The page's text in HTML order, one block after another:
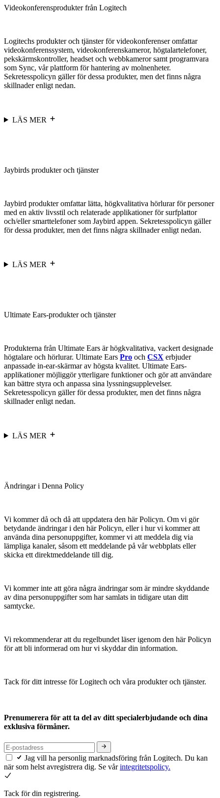
Videokonferensprodukter från Logitech
Logitechs produkter och tjänster för videokonferenser omfattar
videokonferenssystem, videokonferenskameror, högtalartelefoner,
pekskärmskontroller, headset och webbkameror samt programvara
som Sync, vår plattform för hantering av molnenheter.
Sekretesspolicyn gäller för dessa produkter, men det finns några
skillnader enligt nedan.
LÄS MER
Jaybirds produkter och tjänster
Jaybird produkter omfattar lätta, högkvalitativa hörlurar för personer
med en aktiv livsstil och relaterade applikationer för surfplattor
och/eller smarttelefoner som Jaybird appen. Sekretesspolicyn gäller
för dessa produkter, men det finns några skillnader enligt nedan.
LÄS MER
Ultimate Ears-produkter och tjänster
Produkterna från Ultimate Ears är högkvalitativa, vackert designade
högtalare och hörlurar. Ultimate Ears Pro och CSX erbjuder
anpassade in-ear-skärmar av högsta kvalitet. Ultimate Ears-
applikationer möjliggör ytterligare funktioner och gör att användare
kan bättre styra och anpassa sina lyssningsupplevelser.
Sekretesspolicyn gäller för dessa produkter, men det finns några
skillnader enligt nedan.
LÄS MER
Ändringar i Denna Policy
Vi kommer då och då att uppdatera den här Policyn. Om vi gör
betydande ändringar i den här Policyn, eller i hur vi kommer att
använda dina personuppgifter, kommer vi att meddela dig via
lämpliga kanaler, såsom ett meddelande på vår webbplats eller
skicka ett direktmeddelande till dig.
Vi kommer inte att göra några ändringar som är mindre skyddande
av dina personuppgifter som har samlats in tidigare utan ditt
samtycke.
Vi rekommenderar att du regelbundet läser igenom den här Policyn
för att bli informerad om hur vi skyddar din information.
Tack för ditt intresse för Logitech och våra produkter och tjänster.
Prenumerera för att ta del av ditt specialerbjudande och dina
exklusiva förmåner.
Jag vill ha personlig marknadsföring från Logitech. Du kan
när som helst avregistrera dig. Se vårintegritetspolicy.
Tack för din registrering.